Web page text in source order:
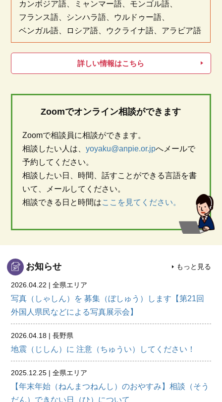
カンボジア語
ミャンマー語 モンゴル語
フランス語
シンハラ語 ウルドゥー語
ベンガル語
ロシア語 ウクライナ語 アラビア語
詳しい情報はこちら
Zoomでオンライン相談ができます
Zoomで相談員に相談ができます。
相談したい人は、yoyaku@anpie.or.jpへメールで
予約してください。
相談したい日、時間、話すことができる言語を書
いて、メールしてください。
相談できる日と時間はここを見てください。
お知らせ もっと見る
2026.04.22 | 全県エリア
写真（しゃしん）を 募集（ぼしゅう）します【第21回
外国人県民などによる写真展示会】
2026.04.18 | 長野県
地震（じしん）に 注意（ちゅうい）してください！
2025.12.25 | 全県エリア
【年末年始（ねんまつねんし）のおやすみ】相談（そう
だん）できない日（ひ）について